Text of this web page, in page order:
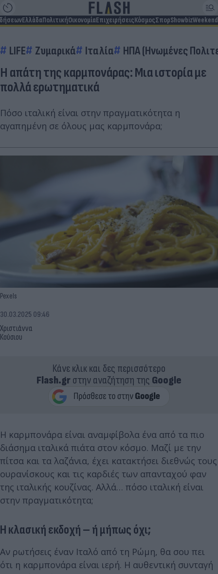
ΕλλάδαΠολιτικήΟικονομίαΕπιχειρήσειςΚόσμοςΣπορShowbizWeekend
LIFE Ζυμαρικά Ιταλία ΗΠΑ (Ηνωμένες
Η απάτη της καρμπονάρας: Μια ιστορία με
πολλά ερωτηματικά
Πόσο ιταλική είναι στην πραγματικότητα η
αγαπημένη σε όλους μας καρμπονάρα;
Pexels
Χριστιάννα
Κούσιου
30.03.2025 09:46
Κάνε κλικ και δες περισσότερο
Flash.grστην αναζήτηση της Google
Η καρμπονάρα είναι αναμφίβολα ένα από τα πιο
διάσημα ιταλικά πιάτα στον κόσμο. Μαζί με την
πίτσα και τα λαζάνια, έχει κατακτήσει διεθνώς τους
ουρανίσκους και τις καρδιές των απανταχού φαν
της ιταλικής κουζίνας. Αλλά… πόσο ιταλική είναι
στην πραγματικότητα;
Η κλασική εκδοχή – ή μήπως όχι;
Αν ρωτήσεις έναν Ιταλό από τη Ρώμη, θα σου πει
ότι η καρμπονάρα είναι ιερή. Η αυθεντική συνταγή